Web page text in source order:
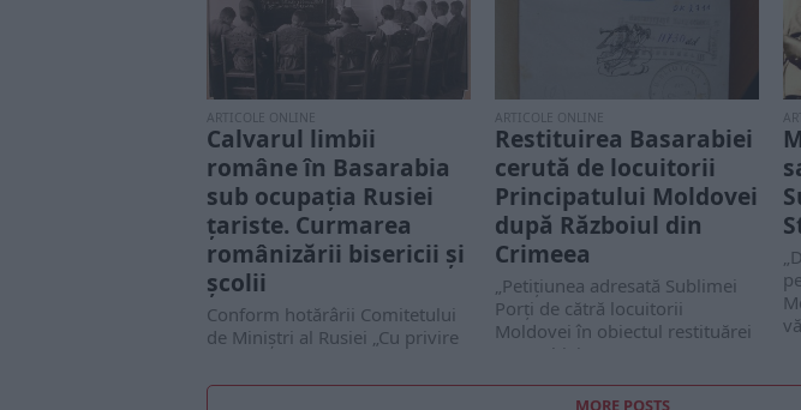
ARTICOLE ONLINE
Calvarul limbii
române în Basarabia
sub ocupația Rusiei
țariste. Curmarea
românizării bisericii şi
şcolii
Conform hotărârii Comitetului
de Miniştri al Rusiei „Cu privire
regiunea Basarabia”, din...
ARTICOLE ONLINE
Restituirea Basarabiei
cerută de locuitorii
Principatului Moldovei
după Războiul din
Crimeea
„Petițiunea adresată Sublimei
Porți de cătră locuitorii
Moldovei în obiectul restituărei
Besarabiei
MORE POSTS